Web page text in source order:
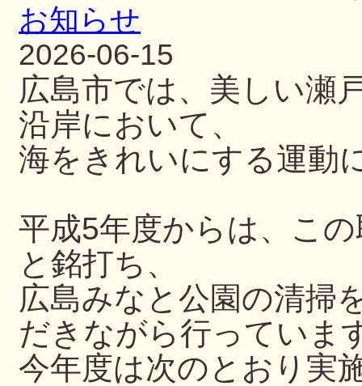
お知らせ
2026-06-15
広島市では、美しい瀬
沿岸において、
海をきれいにする運動
平成5年度からは、こ
と銘打ち、
広島みなと公園の清掃
だきながら行っていま
今年度は次のとおり実